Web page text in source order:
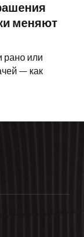
меняют
рано или
— как